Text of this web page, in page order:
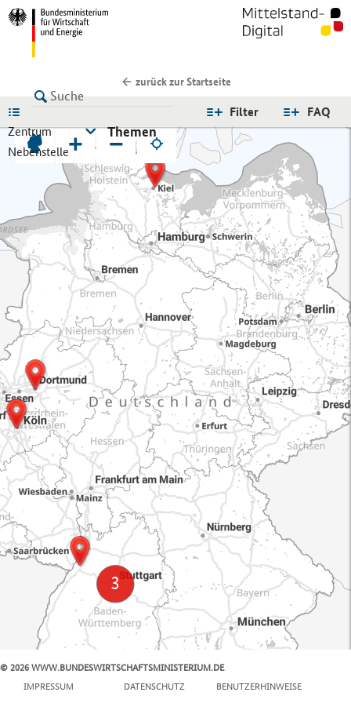
zurück zur Startseite
FAQ
Filter
Zentrum
Nebenstelle
Themen
+ −
© 2026 WWW.BUNDESWIRTSCHAFTSMINISTERIUM.DE
IMPRESSUM
DATENSCHUTZ BENUTZERHINWEISE